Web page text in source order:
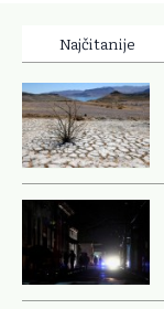
Najčitanije